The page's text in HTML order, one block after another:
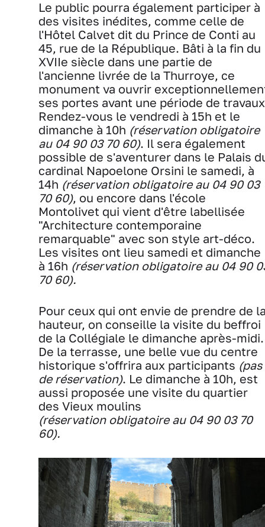
Le public pourra également participer à
des visites inédites, comme celle de
l'Hôtel Calvet dit du Prince de Conti au
45, rue de la République. Bâti à la fin du
XVIIe siècle dans une partie de
l'ancienne livrée de la Thurroye, ce
monument va ouvrir
ses portes avant une période de
Rendez-vous le vendredi à 15h et le
dimanche à 10h (réservation obligatoire
au 04 90 03 70 60). Il sera également
possible de s'aventurer dans le Palais
cardinal Napoelone Orsini le samedi, à
14h (réservation obligatoire au 04 90 03
70 60), ou encore dans l'école
Montolivet qui vient d'être labellisée
"Architecture contemporaine
remarquable" avec son style art-déco.
Les visites ont lieu samedi et dimanche
à 16h (réservation obligatoire au 04 90
70 60).
Pour ceux qui ont envie de prendre de
hauteur, on conseille la visite du beffroi
de la Collégiale le dimanche après-midi.
De la terrasse, une belle vue du centre
historique s'offrira aux participants (pas
de réservation). Le dimanche à 10h, est
aussi proposée une visite du quartier
des Vieux moulins
(réservation obligatoire au 04 90 03 70
60).